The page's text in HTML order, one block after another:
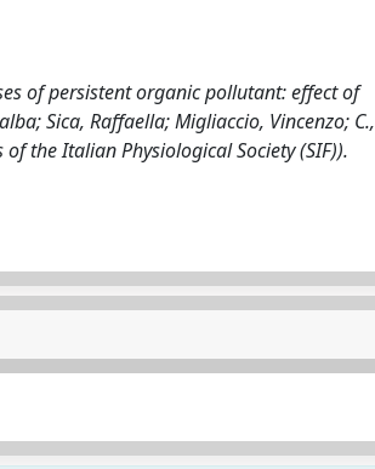
of persistent organic pollutant: effect of
Sica, Raffaella; Migliaccio, Vincenzo; C.,
the Italian Physiological Society (SIF)).